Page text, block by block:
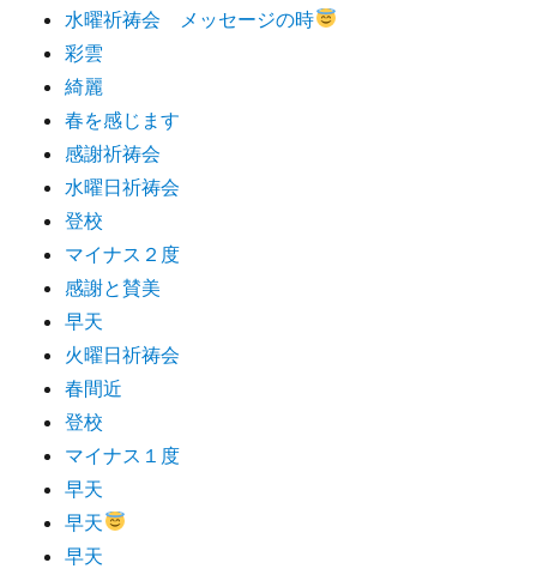
水曜祈祷会 メッセージの時
彩雲
綺麗
春を感じます
感謝祈祷会
水曜日祈祷会
登校
マイナス２度
感謝と賛美
早天
火曜日祈祷会
春間近
登校
マイナス１度
早天
早天
早天